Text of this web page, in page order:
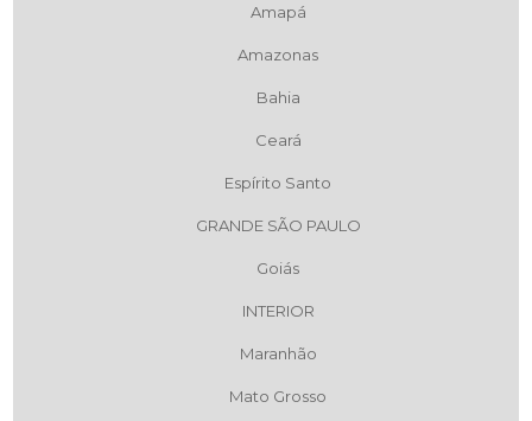
Amapá
Amazonas
Bahia
Ceará
Espírito Santo
GRANDE SÃO PAULO
Goiás
INTERIOR
Maranhão
Mato Grosso